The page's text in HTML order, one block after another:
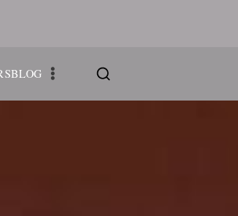
アンド・グロウ
パウェディング
BLOG